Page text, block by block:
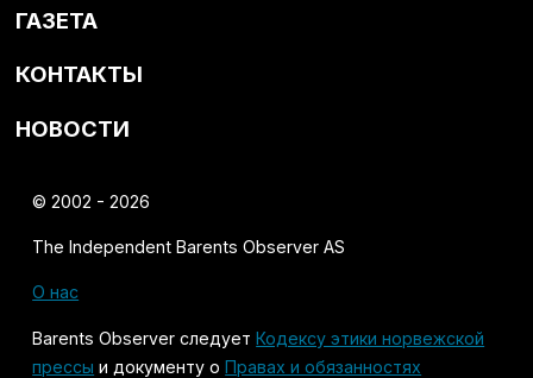
ГАЗЕТА
КОНТАКТЫ
НОВОСТИ
© 2002 - 2026
The Independent Barents Observer AS
О нас
Barents Observer следуетКодексу этики норвежской
прессы и документу оПравах и обязанностях